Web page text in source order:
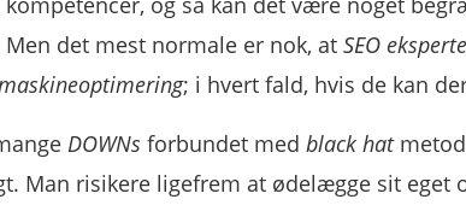
det mest normale er nok, at SEO
; i hvert fald, hvis de kan
DOWNsforbundet med black hat
Man risikere ligefrem at ødelægge sit eget